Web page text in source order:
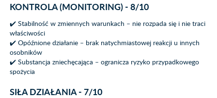
KONTROLA (MONITORING) - 8/10
✔️ Stabilność w zmiennych warunkach – nie rozpada się i nie traci
właściwości
✔️ Opóźnione działanie – brak natychmiastowej reakcji u innych
osobników
✔️ Substancja zniechęcająca – ogranicza ryzyko przypadkowego
spożycia
SIŁA DZIAŁANIA - 7/10